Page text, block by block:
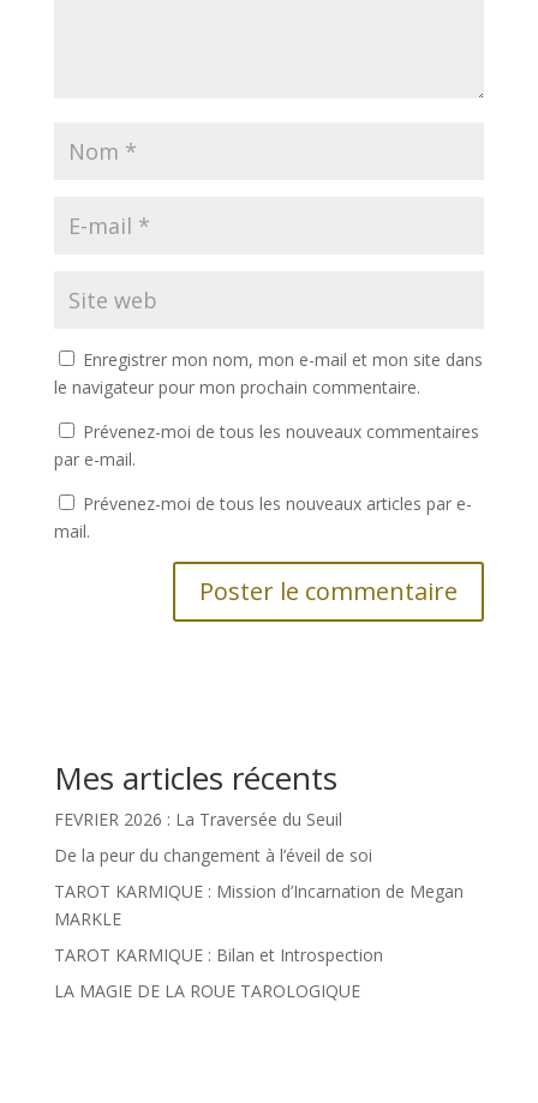
Enregistrer mon nom, mon e-mail et mon site dans
le navigateur pour mon prochain commentaire.
Prévenez-moi de tous les nouveaux commentaires
par e-mail.
Prévenez-moi de tous les nouveaux articles par e-
mail.
Mes articles récents
FEVRIER 2026 : La Traversée du Seuil
De la peur du changement à l’éveil de soi
TAROT KARMIQUE : Mission d’Incarnation de Megan
MARKLE
TAROT KARMIQUE : Bilan et Introspection
LA MAGIE DE LA ROUE TAROLOGIQUE